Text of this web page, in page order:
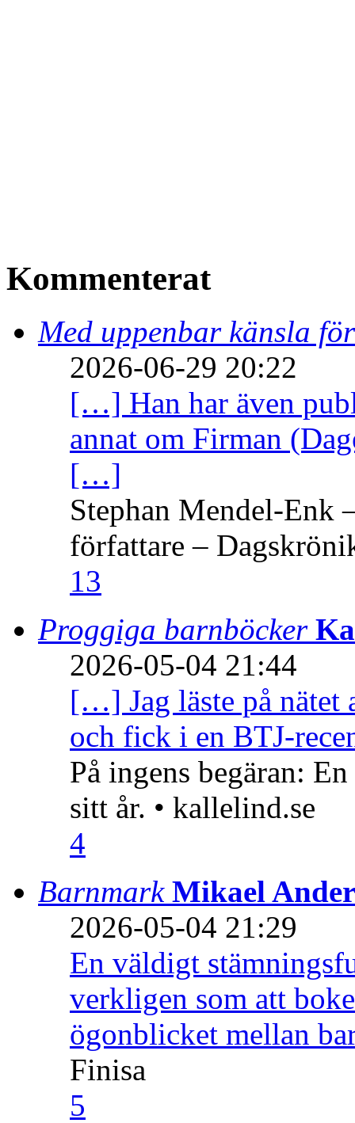
Kommenterat
Med uppenbar känsla
2026-06-29 20:22
[…] Han har även
annat om Firman
[…]
Stephan Mendel-Enk
författare –
13
Proggiga barnböcker
2026-05-04 21:44
[…] Jag läste på nätet
och fick i en BTJ-
På ingens begäran:
sitt år. • kallelind.se
4
Barnmark Mikael
2026-05-04 21:29
En väldigt
verkligen som att
ögonblicket mellan
Finisa
5